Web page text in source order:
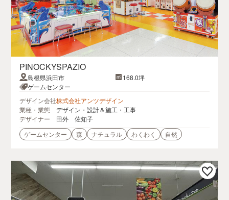
PINOCKYSPAZIO
島根県浜田市
168.0坪
ゲームセンター
デザイン会社株式会社アンツデザイン
業種・業態
デザイン・設計＆施工・工事
デザイナー
田外 佐知子
ゲームセンター
森 ナチュラル わくわく 自然